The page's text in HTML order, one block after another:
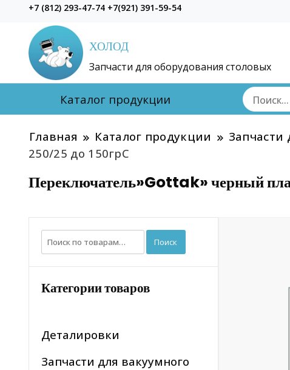
+7 (812) 293-47-74 +7(921) 391-59-54
ХОЛОД
Запчасти для оборудования столовых
Каталог продукции
Главная Каталог продукции Запчасти
250/25 до 150грС
Переключатель»Gottak» черный
Искать: Поиск
Категории товаров
Деталировки
Запчасти для вакуумного